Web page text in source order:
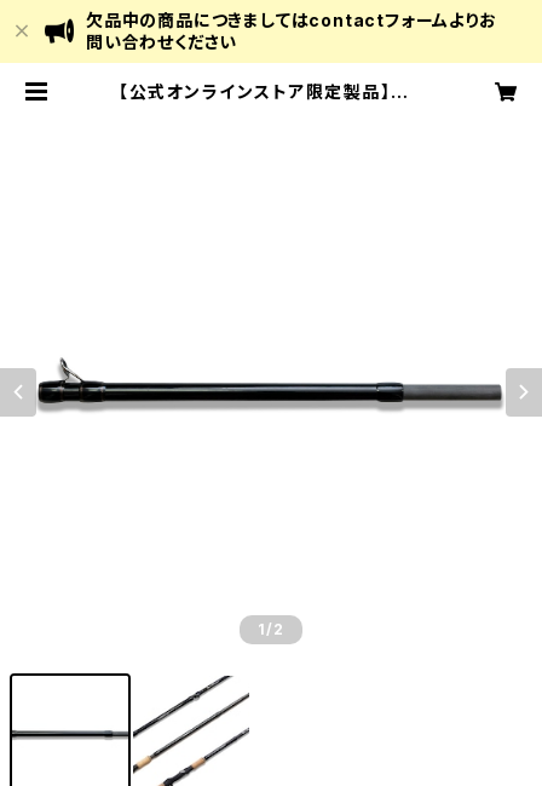
欠品中の商品につきましてはcontactフォームよりお
問い合わせください
【公式オンラインストア限定製品】MX
1 /2